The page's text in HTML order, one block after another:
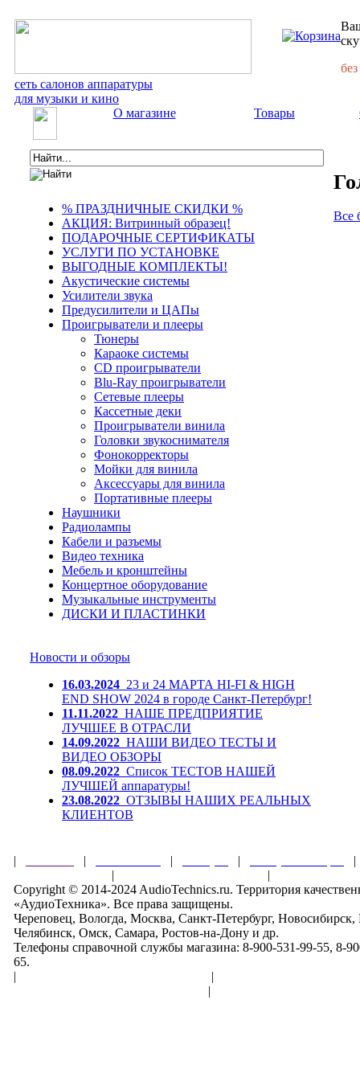
сеть салонов аппаратуры
для музыки и кино
О магазине Товары
% ПРАЗДНИЧНЫЕ СКИДКИ %
АКЦИЯ: Витринный образец!
ПОДАРОЧНЫЕ СЕРТИФИКАТЫ
УСЛУГИ ПО УСТАНОВКЕ
ВЫГОДНЫЕ КОМПЛЕКТЫ!
Акустические системы
Усилители звука
Предусилители и ЦАПы
Проигрыватели и плееры
Тюнеры
Караоке системы
CD проигрыватели
Blu-Ray проигрыватели
Сетевые плееры
Кассетные деки
Проигрыватели винила
Головки звукоснимателя
Фонокорректоры
Мойки для винила
Аксессуары для винила
Портативные плееры
Наушники
Радиолампы
Кабели и разъемы
Видео техника
Мебель и кронштейны
Концертное оборудование
Музыкальные инструменты
ДИСКИ И ПЛАСТИНКИ
Новости и обзоры
16.03.2024 23 и 24 МАРТА HI-FI & HIGH
END SHOW 2024 в городе Санкт-Петербург!
11.11.2022 НАШЕ ПРЕДПРИЯТИЕ
ЛУЧШЕЕ В ОТРАСЛИ
14.09.2022 НАШИ ВИДЕО ТЕСТЫ И
ВИДЕО ОБЗОРЫ
08.09.2022 Список ТЕСТОВ НАШЕЙ
ЛУЧШЕЙ аппаратуры!
23.08.2022 ОТЗЫВЫ НАШИХ РЕАЛЬНЫХ
КЛИЕНТОВ
Все
| | | |
|
|
Copyright © 2014-2024 AudioTechnics.ru. Территория
«АудиоТехника». Все права защищены.
Череповец, Вологда, Москва, Санкт-Петербург,
Челябинск, Омск, Самара, Ростов-на-Дону и др.
Телефоны справочной службы магазина: 8-900-531-99-55, 8-
65.
|
|
|